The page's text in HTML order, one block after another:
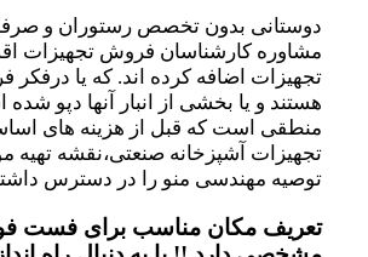
دوستانی بدون تخصص رستوران و صرفا به
مشاوره کارشناسان فروش تجهیزات اقدام
تجهیزات اضافه کرده اند. که یا درفکر فروش
هستند و یا بخشی از انبار آنها دپو شده
منطقی است که قبل از هزینه های اساسی از
تجهیزات آشپزخانه صنعتی،نقشه تهیه موارد
توصیه مهندسی منو را در دسترس داشته
تعریف مکان مناسب برای فست فود